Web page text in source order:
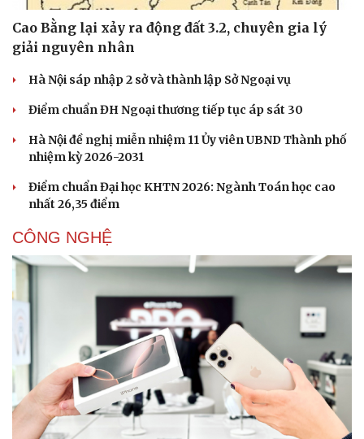
Cao Bằng lại xảy ra động đất 3.2, chuyên gia lý
giải nguyên nhân
Hà Nội sáp nhập 2 sở và thành lập Sở Ngoại vụ
Điểm chuẩn ĐH Ngoại thương tiếp tục áp sát 30
Hà Nội đề nghị miễn nhiệm 11 Ủy viên UBND Thành phố
nhiệm kỳ 2026-2031
Điểm chuẩn Đại học KHTN 2026: Ngành Toán học cao
nhất 26,35 điểm
CÔNG NGHỆ